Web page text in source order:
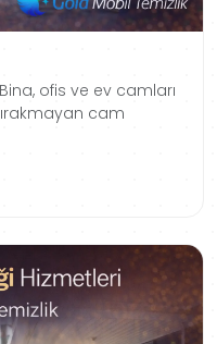
ofis ve ev camları
cam